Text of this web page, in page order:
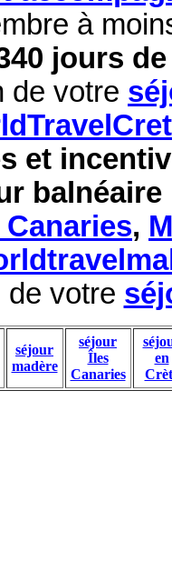
à
jours
de votre
et
balnéaire
,
de votre
séjour
madère
séjour
Îles
Canaries
en